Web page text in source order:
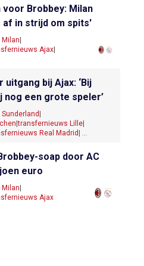
Brobbey: Milan
in strijd om spits'
Ajax
uitgang bij Ajax: ‘Bij
nog een grote speler’
|transfernieuws Lille
Real Madrid | ...
soap door AC
euro
Ajax